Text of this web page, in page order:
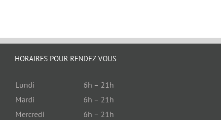
HORAIRES POUR RENDEZ-VOUS
Lundi
6h – 21h
Mardi
6h – 21h
Mercredi
6h – 21h